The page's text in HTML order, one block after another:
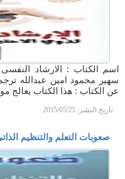
اسم الكتاب : الارشاد
سهير محمود امين عبدالله
عن الكتاب : هذا الكتاب يعالج
تاريخ النشر: 2015/05/25
صعوبات التعلم والتنظيم